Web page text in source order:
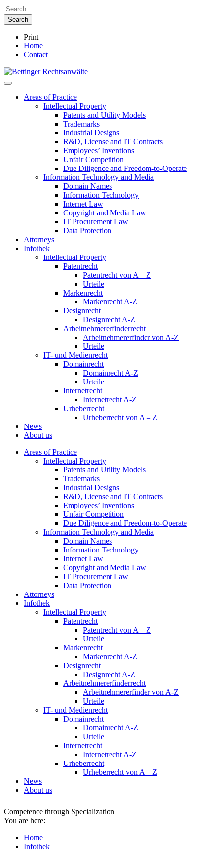
Print
Home
Contact
Areas of Practice
Intellectual Property
Patents and Utility Models
Trademarks
Industrial Designs
R&D, License and IT Contracts
Employees’ Inventions
Unfair Competition
Due Diligence and Freedom-to-Operate
Information Technology and Media
Domain Names
Information Technology
Internet Law
Copyright and Media Law
IT Procurement Law
Data Protection
Attorneys
Infothek
Intellectual Property
Patentrecht
Patentrecht von A – Z
Urteile
Markenrecht
Markenrecht A-Z
Designrecht
Designrecht A-Z
Arbeitnehmererfinderrecht
Arbeitnehmererfinder von A-Z
Urteile
IT- und Medienrecht
Domainrecht
Domainrecht A-Z
Urteile
Internetrecht
Internetrecht A-Z
Urheberrecht
Urheberrecht von A – Z
News
About us
Areas of Practice
Intellectual Property
Patents and Utility Models
Trademarks
Industrial Designs
R&D, License and IT Contracts
Employees’ Inventions
Unfair Competition
Due Diligence and Freedom-to-Operate
Information Technology and Media
Domain Names
Information Technology
Internet Law
Copyright and Media Law
IT Procurement Law
Data Protection
Attorneys
Infothek
Intellectual Property
Patentrecht
Patentrecht von A – Z
Urteile
Markenrecht
Markenrecht A-Z
Designrecht
Designrecht A-Z
Arbeitnehmererfinderrecht
Arbeitnehmererfinder von A-Z
Urteile
IT- und Medienrecht
Domainrecht
Domainrecht A-Z
Urteile
Internetrecht
Internetrecht A-Z
Urheberrecht
Urheberrecht von A – Z
News
About us
Competence through Specialization
You are here:
Home
Infothek